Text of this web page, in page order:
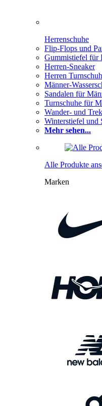
Herrenschuhe
Flip-Flops und
Gummistiefel für
Herren-Sneaker
Herren
Männer-
Sandalen für
Turnschuhe für
Wander- und
Winterstiefel und
Mehr sehen...
Alle Produkte
Marken